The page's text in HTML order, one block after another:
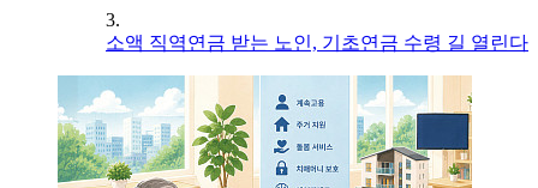
3.
소액 직역연금 받는 노인, 기초연금 수령 길 열린다